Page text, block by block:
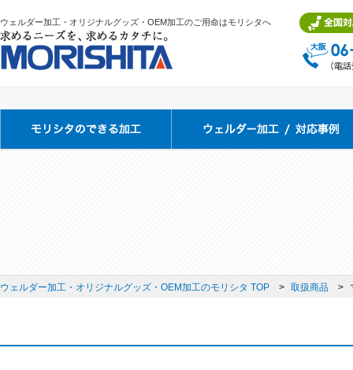
ウェルダー加工・オリジナルグッズ・OEM加工のご用命はモリシタへ
ウェルダー加工・オリジナルグッズ・OEM加工のモリシタ TOP 取扱商品